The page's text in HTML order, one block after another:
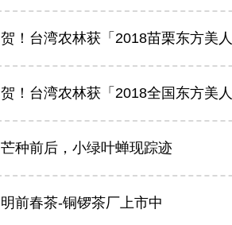
贺！台湾农林获「2018苗栗东方美
贺！台湾农林获「2018全国东方美
芒种前后，小绿叶蝉现踪迹
明前春茶-铜锣茶厂上市中